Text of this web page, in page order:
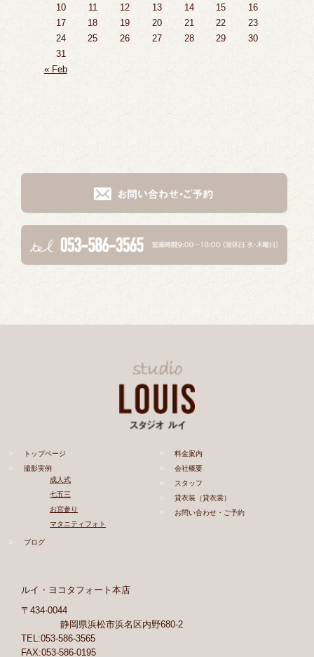
10
11 12 13 14 15
16
17
18 19 20 21 22
23
24
25 26 27 28 29
30
31
« Feb
トップページ
撮影実例
成人式
七五三
お宮参り
マタニティフォト
ブログ
料金案内
会社概要
スタッフ
貸衣装（貸衣裳）
お問い合わせ・ご予約
ルイ・ヨコタフォート本店
〒434-0044
静岡県浜松市浜名区内野680-2
TEL:053-586-3565
FAX:053-586-0195